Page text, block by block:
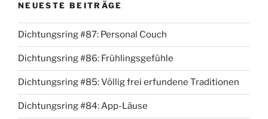
NEUESTE BEITRÄGE
Dichtungsring #87: Personal Couch
Dichtungsring #86: Frühlingsgefühle
Dichtungsring #85: Völlig frei erfundene Traditionen
Dichtungsring #84: App-Läuse